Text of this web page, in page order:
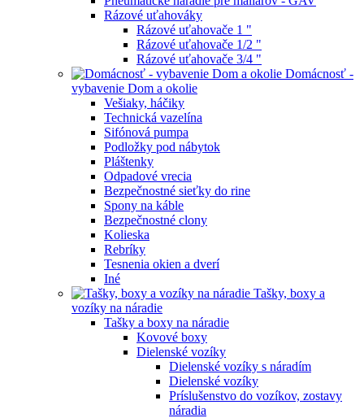
Rázové uťahováky
Rázové uťahovače 1 "
Rázové uťahovače 1/2 "
Rázové uťahovače 3/4 "
Domácnosť -
vybavenie Dom a okolie
Vešiaky, háčiky
Technická vazelína
Sifónová pumpa
Podložky pod nábytok
Pláštenky
Odpadové vrecia
Bezpečnostné sieťky do rine
Spony na káble
Bezpečnostné clony
Kolieska
Rebríky
Tesnenia okien a dverí
Iné
Tašky, boxy a
vozíky na náradie
Tašky a boxy na náradie
Kovové boxy
Dielenské vozíky
Dielenské vozíky s náradím
Dielenské vozíky
Príslušenstvo do vozíkov, zostavy
náradia